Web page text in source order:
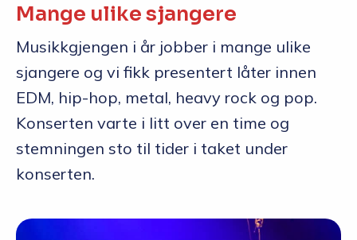
Mange ulike sjangere
Musikkgjengen i år jobber i mange ulike
sjangere og vi fikk presentert låter innen
EDM, hip-hop, metal, heavy rock og pop.
Konserten varte i litt over en time og
stemningen sto til tider i taket under
konserten.